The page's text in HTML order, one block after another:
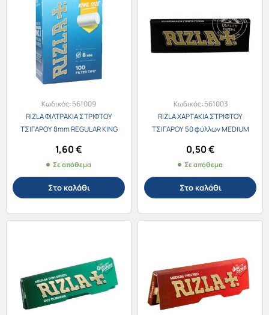
Κωδικός:561009
RIZLA ΦΙΛΤΡΑΚΙΑ ΣΤΡΙΦΤΟΥ
ΤΣΙΓΑΡΟΥ 8mm REGULAR KING
1,60€
Σε απόθεμα
Στο καλάθι
Κωδικός:561003
RIZLA ΧΑΡΤΑΚΙΑ ΣΤΡΙΦΤΟΥ
ΤΣΙΓΑΡΟΥ 50 φύλλων MEDIUM
0,50€
Σε απόθεμα
Στο καλάθι